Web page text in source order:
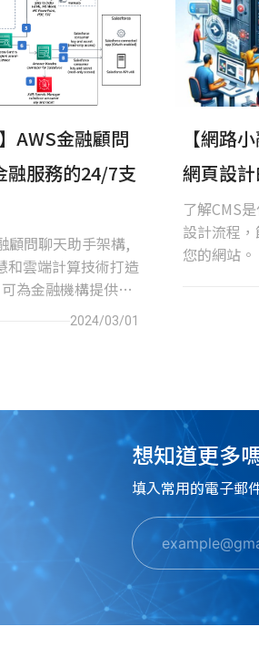
AWS金融顧問
融服務的24/7支
顧問聊天助手架構,
和雲端計算技術打造
為金融機構提供自
, 這個聊天助手可以
2024/03/01
【網路
網頁設
了解CMS
設計流程
您的網站。
想知道更多
填入常用的電子郵